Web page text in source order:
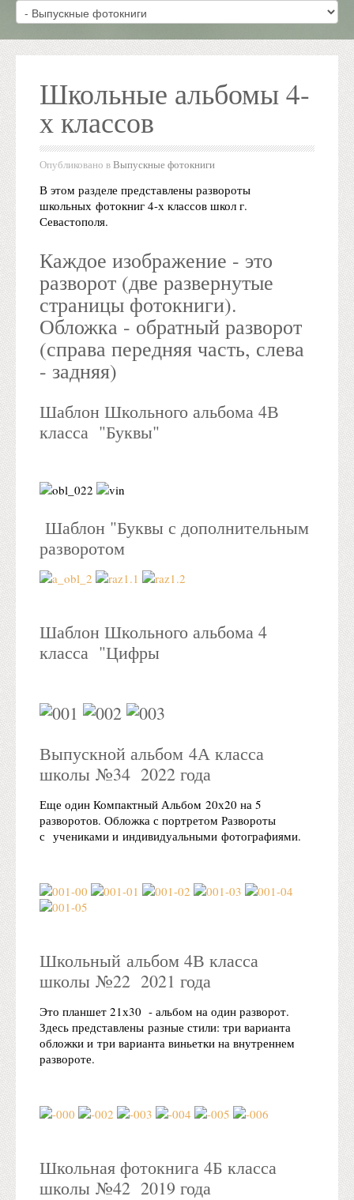
Школьные альбомы 4-
х классов
Опубликовано вВыпускные фотокниги
В этом разделе представлены развороты
школьных фотокниг 4-х классов школ г.
Севастополя.
Каждое изображение - это
разворот (две развернутые
страницы фотокниги).
Обложка - обратный разворот
(справа передняя часть, слева
- задняя)
Шаблон Школьного альбома 4В
класса "Буквы"
Шаблон "Буквы с дополнительным
разворотом
Шаблон Школьного альбома 4
класса "Цифры
Выпускной альбом 4А класса
школы №34 2022 года
Еще один Компактный Альбом 20х20 на 5
разворотов. Обложка с портретом Развороты
с учениками и индивидуальными фотографиями.
Школьный альбом 4В класса
школы №22 2021 года
Это планшет 21х30 - альбом на один разворот.
Здесь представлены разные стили: три варианта
обложки и три варианта виньетки на внутреннем
развороте.
Школьная фотокнига 4Б класса
школы №42 2019 года